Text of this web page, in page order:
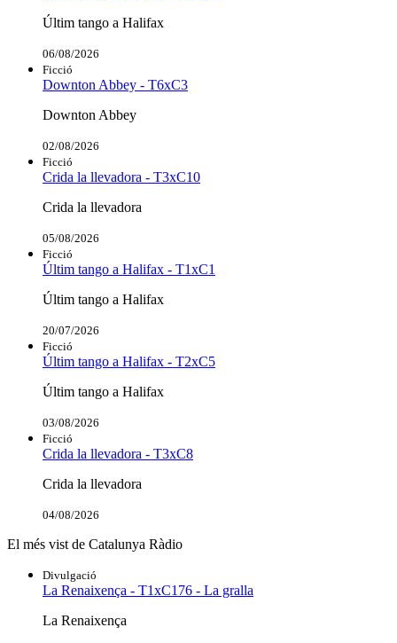
Últim tango a Halifax
06/08/2026
Ficció
Downton Abbey - T6xC3
Downton Abbey
02/08/2026
Ficció
Crida la llevadora - T3xC10
Crida la llevadora
05/08/2026
Ficció
Últim tango a Halifax - T1xC1
Últim tango a Halifax
20/07/2026
Ficció
Últim tango a Halifax - T2xC5
Últim tango a Halifax
03/08/2026
Ficció
Crida la llevadora - T3xC8
Crida la llevadora
04/08/2026
El més vist de Catalunya Ràdio
Divulgació
La Renaixença - T1xC176 - La gralla
La Renaixença